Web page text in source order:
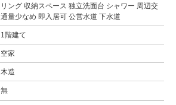
リング 収納スペース 独立洗面台 シャワー 周辺交
通量少なめ 即入居可 公営水道 下水道
1階建て
空家
木造
無